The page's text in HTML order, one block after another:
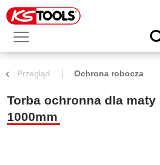
Przegląd Ochrona robocza
Torba ochronna dla
1000mm